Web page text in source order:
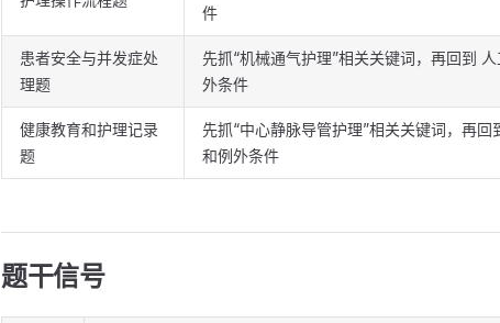
件
患者安全与并发症处
理题
先抓“机械通气护理”相关关键词，再回到
外条件
健康教育和护理记录
题
先抓“中心静脉导管护理”相关关键词，再
和例外条件
题干信号